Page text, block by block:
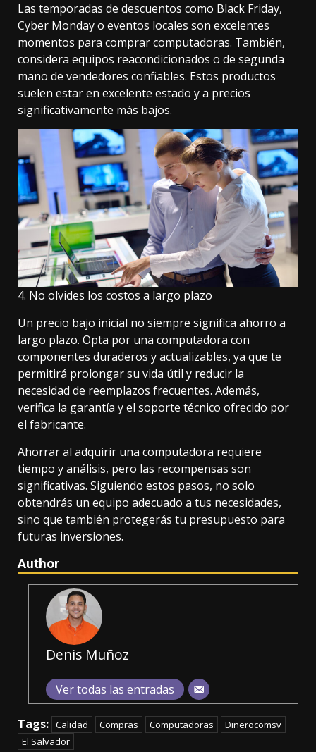
Las temporadas de descuentos como Black Friday,
Cyber Monday o eventos locales son excelentes
momentos para comprar computadoras. También,
considera equipos reacondicionados o de segunda
mano de vendedores confiables. Estos productos
suelen estar en excelente estado y a precios
significativamente más bajos.
4. No olvides los costos a largo plazo
Un precio bajo inicial no siempre significa ahorro a
largo plazo. Opta por una computadora con
componentes duraderos y actualizables, ya que te
permitirá prolongar su vida útil y reducir la
necesidad de reemplazos frecuentes. Además,
verifica la garantía y el soporte técnico ofrecido por
el fabricante.
Ahorrar al adquirir una computadora requiere
tiempo y análisis, pero las recompensas son
significativas. Siguiendo estos pasos, no solo
obtendrás un equipo adecuado a tus necesidades,
sino que también protegerás tu presupuesto para
futuras inversiones.
Author
Denis Muñoz
Ver todas las entradas
Tags: Calidad Compras Computadoras
Dinerocomsv
El Salvador